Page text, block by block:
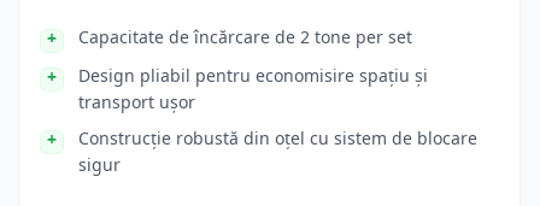
Capacitate de încărcare de 2 tone per set
Design pliabil pentru economisire spațiu și
transport ușor
Construcție robustă din oțel cu sistem de blocare
sigur